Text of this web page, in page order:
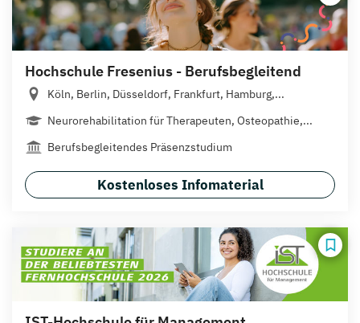
Hochschule Fresenius - Berufsbegleitend
Köln, Berlin, Düsseldorf, Frankfurt, Hamburg,...
Neurorehabilitation für Therapeuten, Osteopathie,...
Berufsbegleitendes Präsenzstudium
Kostenloses Infomaterial